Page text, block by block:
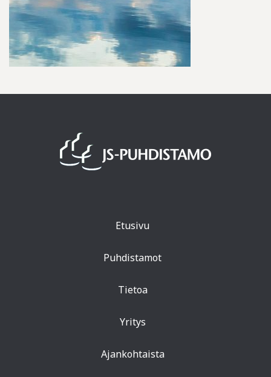
Etusivu
Puhdistamot
Tietoa
Yritys
Ajankohtaista